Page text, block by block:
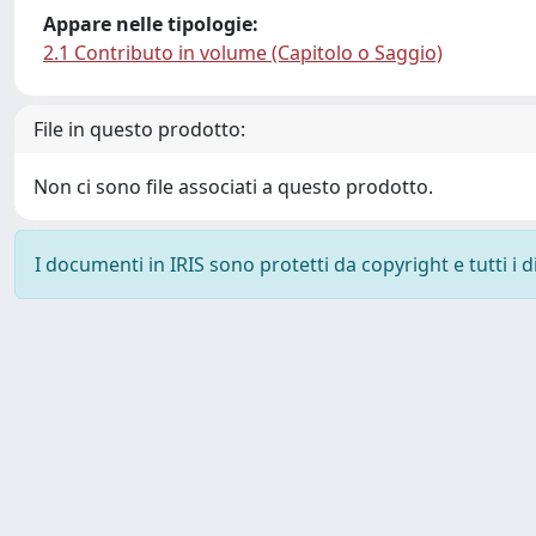
Appare nelle tipologie:
2.1 Contributo in volume (Capitolo o Saggio)
File in questo prodotto:
Non ci sono file associati a questo prodotto.
I documenti in IRIS sono protetti da copyright e tutti i